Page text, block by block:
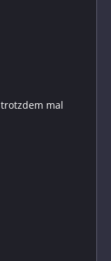
mal